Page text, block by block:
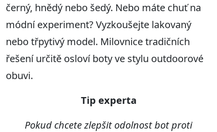
černý, hnědý nebo šedý. Nebo máte chuť na
módní experiment? Vyzkoušejte lakovaný
nebo třpytivý model. Milovnice tradičních
řešení určitě osloví boty ve stylu outdoorové
obuvi.
Tip experta
Pokud chcete zlepšit odolnost bot proti